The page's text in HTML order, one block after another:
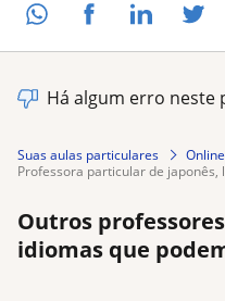
Há algum erro neste
Suas aulas particulares
Online
professora particular de
Outros
idiomas que